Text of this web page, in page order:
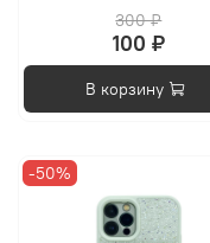
300 ₽
100 ₽
В корзину
-50%